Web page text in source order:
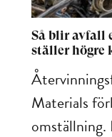
Så blir avfall
ställer högre
Materials
omställning.